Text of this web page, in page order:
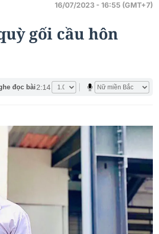
16/07/2023 - 16:55 (GMT+7)
gối cầu hôn
đọc bài 2:14